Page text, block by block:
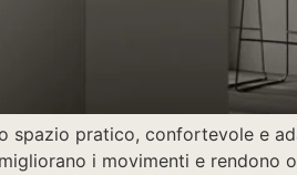
spazio pratico, confortevole e
i movimenti e